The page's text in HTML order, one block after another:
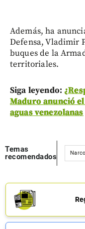
Además, ha
Defensa, Vladimir
buques de la
territoriales.
Siga leyendo:
Maduro anunció
aguas venezolanas
Temas
recomendados